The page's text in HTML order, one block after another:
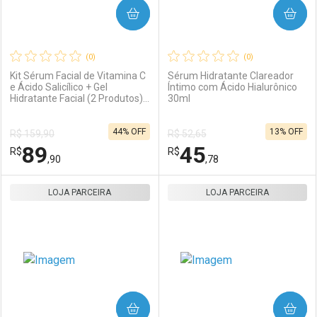
Ativar Desconto
Comprar sem Desconto
Por R$ 712,00/cada
Comprar sem Desconto
Por R$ 712,00/cada
Comprar sem Desconto
Por R$ 49,00/cada
Comprar sem Desconto
Por R$ 49,00/cada
(0)
Kit Sérum Facial de Vitamina C
e Ácido Salicílico + Gel
Hidratante Facial (2 Produtos)
R$ 159,90
R$89,90
44% OFF
COMPRAR
(0)
Sérum Hidratante Clareador
Íntimo com Ácido Hialurônico
30ml
R$ 52,65
R$45,78
13% OFF
COMPRAR
LOJA PARCEIRA
COMPRAR
LOJA PARCEIRA
COMPRAR